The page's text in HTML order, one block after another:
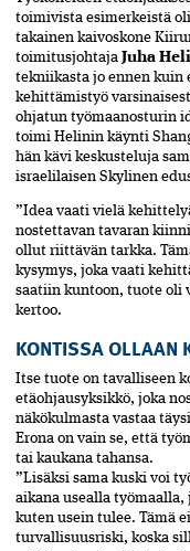
toimivista esimerkeistä­
takainen kaivos­kone
toimitusjohtaja Juha
tekniikasta jo ennen kuin
kehittä­mis­työ
ohjatun työmaanosturin
toimi Helinin käynti
hän kävi keskusteluja
israelilaisen Skylinen
”Idea vaati vielä
nostettavan tavaran
ollut riittävän tarkka.
kysymys, joka vaati
saatiin kuntoon, tuote oli
kertoo.
KONTISSA OLLAAN
Itse tuote on tavalliseen
etäohjausyksikkö, joka
näkökulmasta vastaa
Erona on vain se, että
tai kaukana tahansa.
”Lisäksi sama kuski voi
aikana usealla
kuten usein tulee. Tämä
turvallisuusriski, koska